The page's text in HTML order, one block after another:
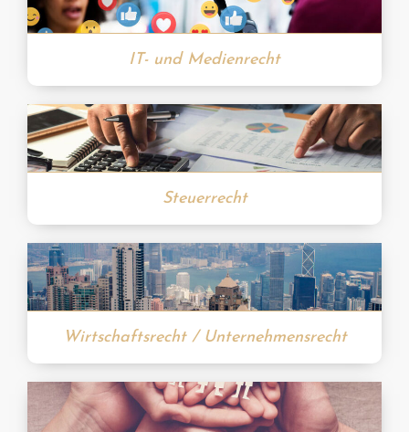
IT- und Medienrecht
Steuerrecht
Wirtschaftsrecht / Unternehmensrecht